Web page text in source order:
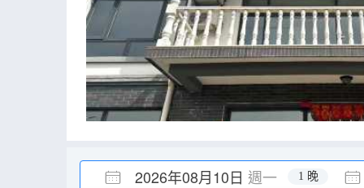
2026年08月10日 週一 1 晚